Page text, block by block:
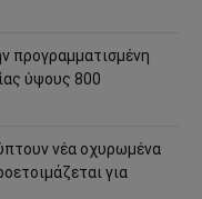
προγραμματισμένη
ύψους 800
νέα οχυρωμένα
για